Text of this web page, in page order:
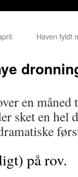
Haven fyldt
en måned
sket en hel
på rov.